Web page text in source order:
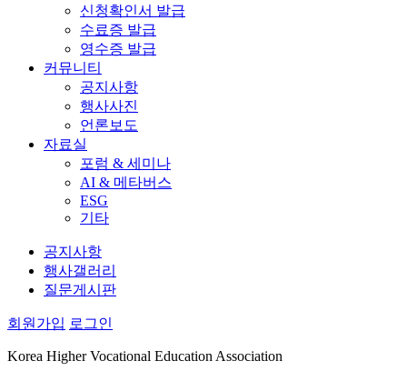
신청확인서 발급
수료증 발급
영수증 발급
커뮤니티
공지사항
행사사진
언론보도
자료실
포럼 & 세미나
AI & 메타버스
ESG
기타
공지사항
행사갤러리
질문게시판
회원가입 로그인
Korea Higher Vocational Education Association